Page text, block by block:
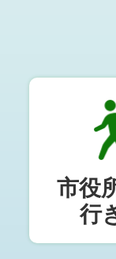
市役
行